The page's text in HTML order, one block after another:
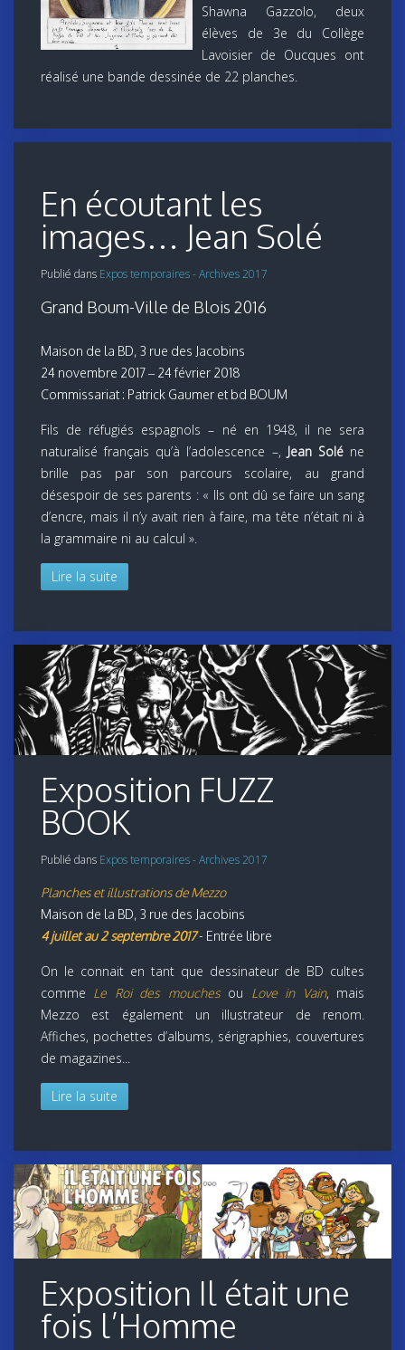
Shawna Gazzolo, deux
élèves de 3e du Collège
Lavoisier de Oucques ont
réalisé une bande dessinée de 22 planches.
En écoutant les
images… Jean Solé
Publié dans Expos temporaires - Archives 2017
Grand Boum-Ville de Blois 2016
Maison de la BD, 3 rue des Jacobins
24 novembre 2017 – 24 février 2018
Commissariat : Patrick Gaumer et bd BOUM
Fils de réfugiés espagnols – né en 1948, il ne sera
naturalisé français qu’à l’adolescence –, Jean Soléne
brille pas par son parcours scolaire, au grand
désespoir de ses parents : « Ils ont dû se faire un sang
d’encre, mais il n’y avait rien à faire, ma tête n’était ni à
la grammaire ni au calcul ».
Lire la suite
Exposition FUZZ
BOOK
Publié dans Expos temporaires - Archives 2017
Planches et illustrations de Mezzo
Maison de la BD, 3 rue des Jacobins
4 juillet au 2 septembre 2017- Entrée libre
On le connait en tant que dessinateur de BD cultes
comme Le Roi des mouchesou Love in Vain, mais
Mezzo est également un illustrateur de renom.
Affiches, pochettes d’albums, sérigraphies, couvertures
de magazines...
Lire la suite
Exposition Il était une
fois l’Homme